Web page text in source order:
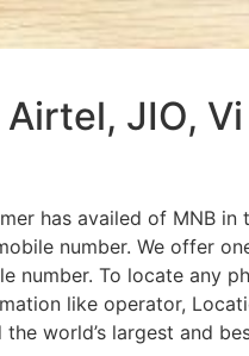
JIO,
has availed of MNB
number. We offer
To locate any
like operator,
world’s largest and